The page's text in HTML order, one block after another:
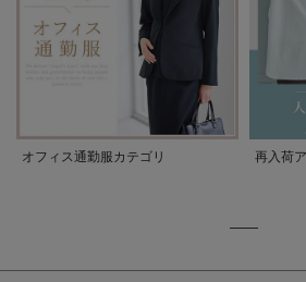
オフィス通勤服カテゴリ 再入荷